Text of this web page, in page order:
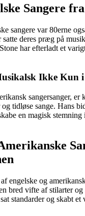
Sangere
sangere var 80erne
satte deres præg på
har efterladt et
Ikke Kun
sangersanger, er
tidløse sange. Hans
en magisk stemning
engelske og
bred vifte af stilarter og
standarder og skabt et